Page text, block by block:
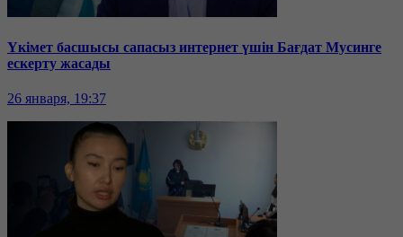
Үкімет басшысы сапасыз интернет үшін Бағдат Мусинге
ескерту жасады
26 января, 19:37